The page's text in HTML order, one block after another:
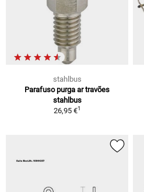
stahlbus
Parafuso purga ar travões
stahlbus
26,95 €1